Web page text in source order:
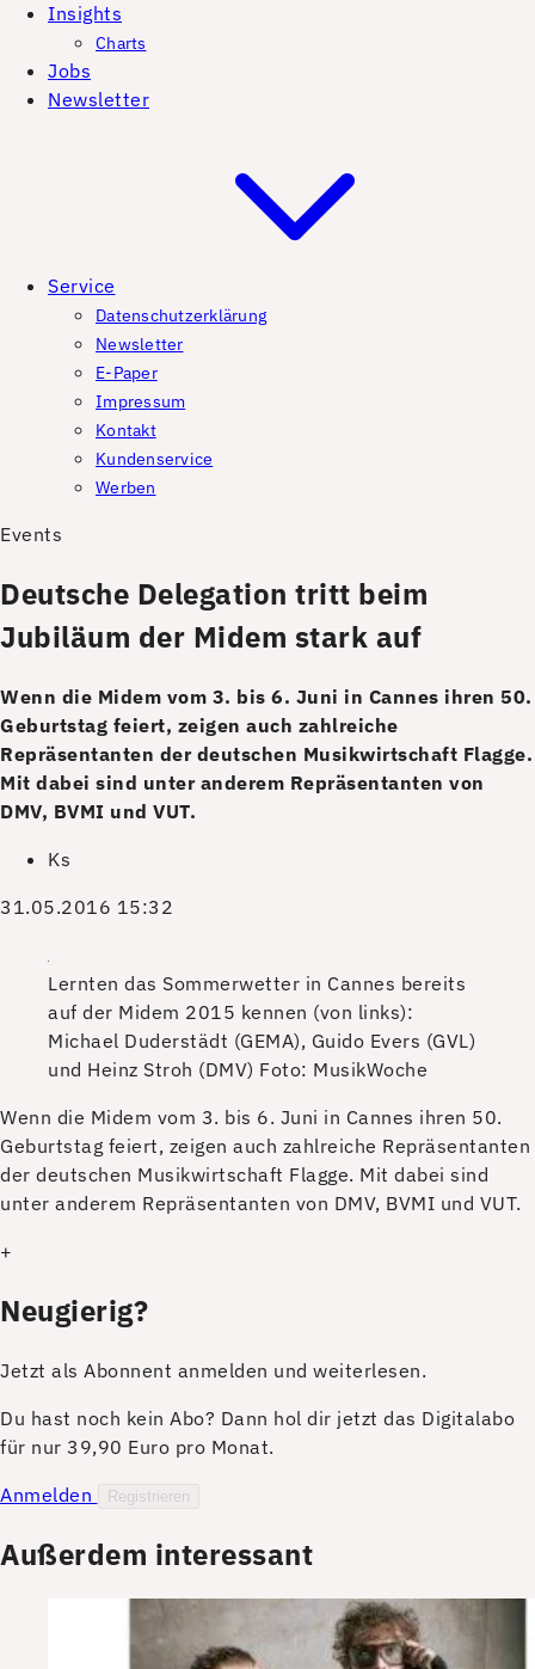
Insights
Charts
Jobs
Newsletter
Service
Datenschutzerklärung
Newsletter
E-Paper
Impressum
Kontakt
Kundenservice
Werben
Events
Deutsche Delegation tritt beim
Jubiläum der Midem stark auf
Wenn die Midem vom 3. bis 6. Juni in Cannes ihren 50.
Geburtstag feiert, zeigen auch zahlreiche
Repräsentanten der deutschen Musikwirtschaft Flagge.
Mit dabei sind unter anderem Repräsentanten von
DMV, BVMI und VUT.
Ks
31.05.2016 15:32
Lernten das Sommerwetter in Cannes bereits
auf der Midem 2015 kennen (von links):
Michael Duderstädt (GEMA), Guido Evers (GVL)
und Heinz Stroh (DMV) Foto: MusikWoche
Wenn die Midem vom 3. bis 6. Juni in Cannes ihren 50.
Geburtstag feiert, zeigen auch zahlreiche Repräsentanten
der deutschen Musikwirtschaft Flagge. Mit dabei sind
unter anderem Repräsentanten von DMV, BVMI und VUT.
+
Neugierig?
Jetzt als Abonnent anmelden und weiterlesen.
Du hast noch kein Abo? Dann hol dir jetzt das Digitalabo
für nur 39,90 Euro pro Monat.
Anmelden
Registrieren
Außerdem interessant